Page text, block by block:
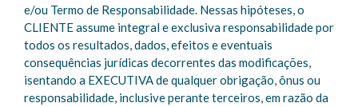
e/ou Termo de Responsabilidade. Nessas hipóteses, o
CLIENTE assume integral e exclusiva responsabilidade por
todos os resultados, dados, efeitos e eventuais
consequências jurídicas decorrentes das modificações,
isentando a EXECUTIVA de qualquer obrigação, ônus ou
responsabilidade, inclusive perante terceiros, em razão da